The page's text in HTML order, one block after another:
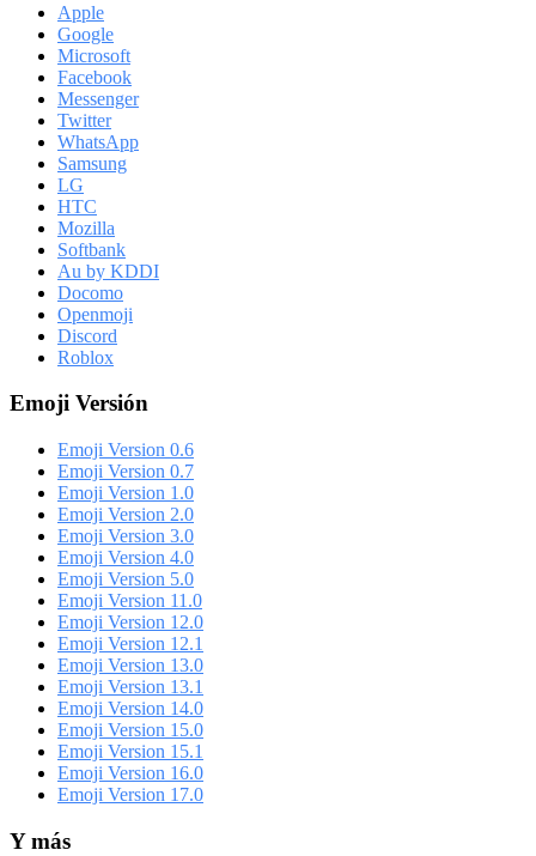
Apple
Google
Microsoft
Facebook
Messenger
Twitter
WhatsApp
Samsung
LG
HTC
Mozilla
Softbank
Au by KDDI
Docomo
Openmoji
Discord
Roblox
Emoji Versión
Emoji Version 0.6
Emoji Version 0.7
Emoji Version 1.0
Emoji Version 2.0
Emoji Version 3.0
Emoji Version 4.0
Emoji Version 5.0
Emoji Version 11.0
Emoji Version 12.0
Emoji Version 12.1
Emoji Version 13.0
Emoji Version 13.1
Emoji Version 14.0
Emoji Version 15.0
Emoji Version 15.1
Emoji Version 16.0
Emoji Version 17.0
Y más